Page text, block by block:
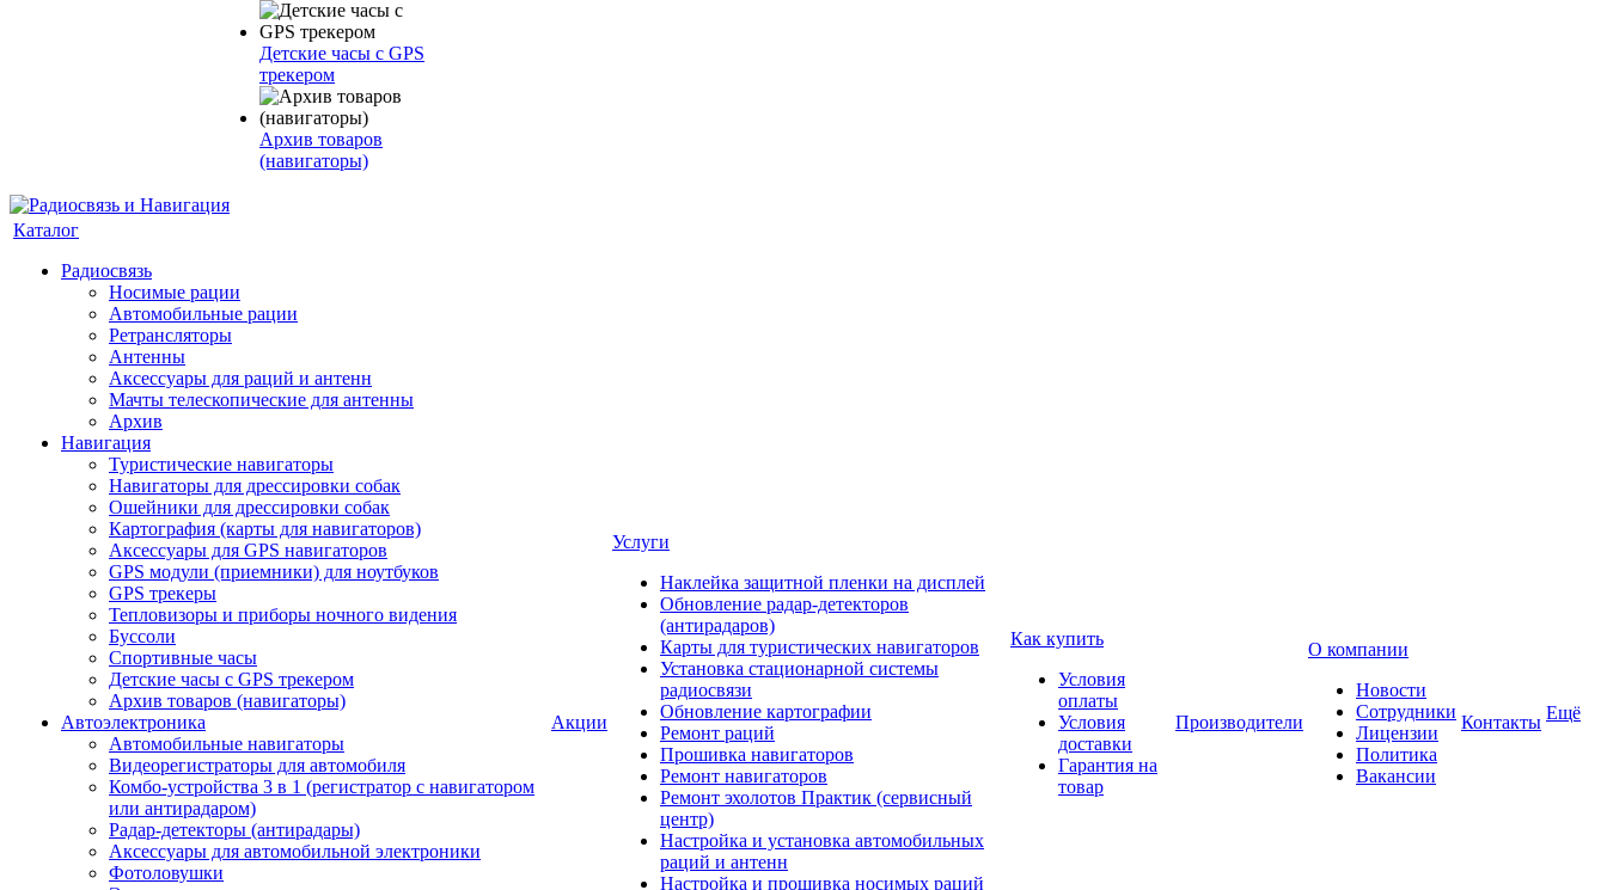
Детские часы с GPS
трекером
Архив товаров
(навигаторы)
Каталог
Радиосвязь
Носимые рации
Автомобильные рации
Ретрансляторы
Антенны
Аксессуары для раций и антенн
Мачты телескопические для антенны
Архив
Навигация
Туристические навигаторы
Навигаторы для дрессировки собак
Ошейники для дрессировки собак
Картография (карты для навигаторов)
Аксессуары для GPS навигаторов
GPS модули (приемники) для ноутбуков
GPS трекеры
Тепловизоры и приборы ночного видения
Буссоли
Спортивные часы
Детские часы с GPS трекером
Архив товаров (навигаторы)
Автоэлектроника
Автомобильные навигаторы
Видеорегистраторы для автомобиля
Комбо-устройства 3 в 1 (регистратор с навигатором
или антирадаром)
Радар-детекторы (антирадары)
Аксессуары для автомобильной электроники
Фотоловушки
Акции
Услуги
Наклейка защитной пленки на дисплей
Обновление радар-детекторов
(антирадаров)
Карты для туристических навигаторов
Установка стационарной системы
радиосвязи
Обновление картографии
Ремонт раций
Прошивка навигаторов
Ремонт навигаторов
Ремонт эхолотов Практик (сервисный
центр)
Настройка и установка автомобильных
раций и антенн
Настройка и прошивка носимых раций
Как купить
Условия
оплаты
Условия
доставки
Гарантия на
товар
Производители
О компании
Новости
Сотрудники
Лицензии
Политика
Вакансии
Контакты Ещё